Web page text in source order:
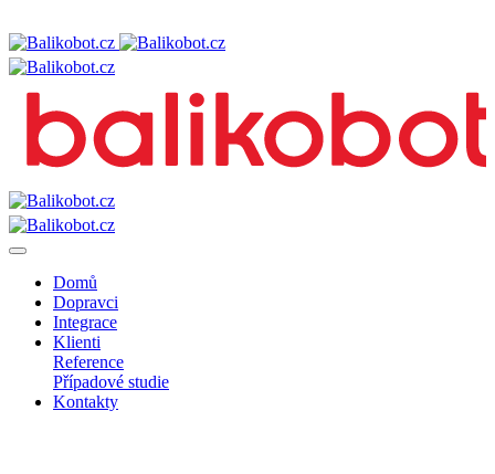
Domů
Dopravci
Integrace
Klienti
Reference
Případové studie
Kontakty